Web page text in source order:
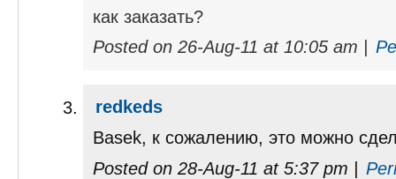
как заказать?
Posted on 26-Aug-11 at 10:05 am |
redkeds
Basek, к сожалению, это можно
Posted on 28-Aug-11 at 5:37 pm |